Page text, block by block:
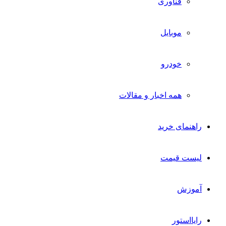
موبایل
خودرو
همه اخبار و مقالات
راهنمای خرید
لیست قیمت
آموزش
رایااستور